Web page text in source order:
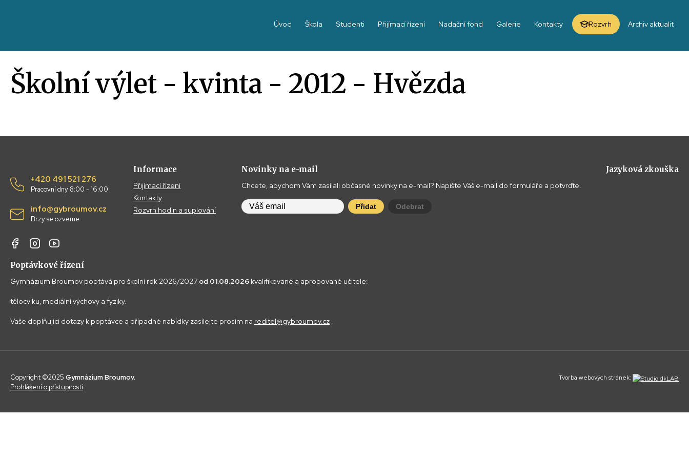
Úvod Škola Studenti Přijímací řízení Nadační fond Galerie Kontakty Rozvrh Archiv aktualit
Školní výlet - kvinta - 2012 - Hvězda
+420 491 521 276
Pracovní dny 8:00 - 16:00
info@gybroumov.cz
Brzy se ozveme
Informace
Přijímací řízení
Kontakty
Rozvrh hodin a suplování
Novinky na e-mail
Chcete, abychom Vám zasílali občasné novinky na e-mail? Napište Váš e-mail do formuláře a potvrďte.
Přidat Odebrat
Jazyková zkouška
Poptávkové řízení
Gymnázium Broumov poptává pro školní rok 2026/2027 od 01.08.2026 kvalifikované a aprobované učitele:
tělocviku, mediální výchovy a fyziky.
Vaše doplňující dotazy k poptávce a případné nabídky zasílejte prosím na reditel@gybroumov.cz .
Tvorba webových stránek:
Copyright ©2025 Gymnázium Broumov.
Prohlášení o přístupnosti